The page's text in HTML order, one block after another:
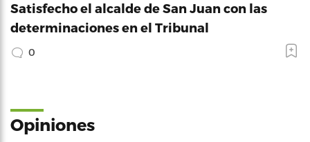
Satisfecho el alcalde de San Juan con las
determinaciones en el Tribunal
0
Opiniones